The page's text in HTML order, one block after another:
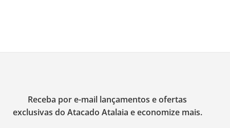
Receba por e-mail lançamentos e ofertas
exclusivas do Atacado Atalaia e economize mais.